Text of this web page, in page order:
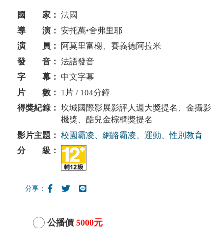
國 家： 法國
導 演： 安托萬•舍弗里耶
演 員：
阿莫里富榭、賽義德阿拉米
發 音： 法語發音
字 幕： 中文字幕
片 數： 1片 / 104分鐘
得獎紀錄： 坎城國際影展影評人週大獎提名、金攝影
機獎、酷兒金棕櫚獎提名
影片主題： 校園霸凌、網路霸凌、運動、性別教育
分 級：
分享：
公播價 5000元